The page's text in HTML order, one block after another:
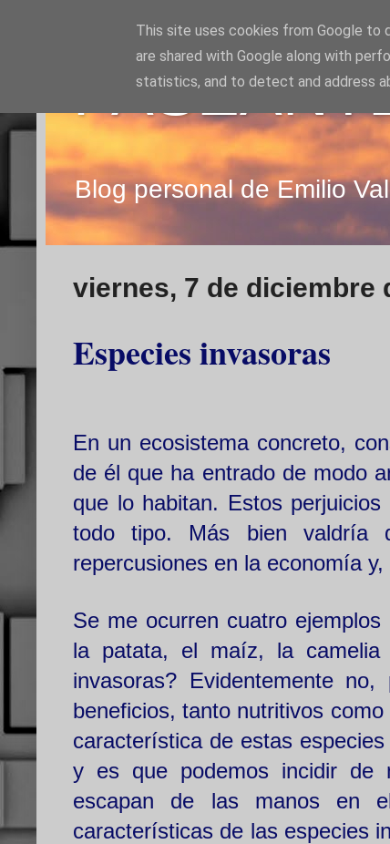
Blog personal de Emilio
viernes, 7 de diciembre
Especies invasoras
En un ecosistema concreto,
de él que ha entrado de modo
que lo habitan. Estos
todo tipo. Más bien valdría
repercusiones en la economía
Se me ocurren cuatro
la patata, el maíz, la camelia
invasoras? Evidentemente
beneficios, tanto nutritivos
característica de estas
y es que podemos incidir de
escapan de las manos en
características de las especies
This site uses cookies from Google to
are shared with Google along with
statistics, and to detect and address